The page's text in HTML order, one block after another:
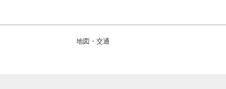
地図・交通